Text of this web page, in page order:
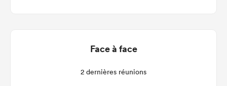
Face à face
2 dernières réunions